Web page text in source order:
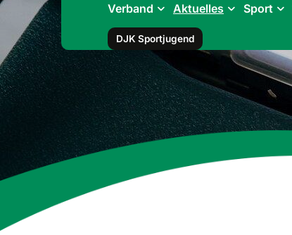
Verband Aktuelles Sport
DJK Sportjugend